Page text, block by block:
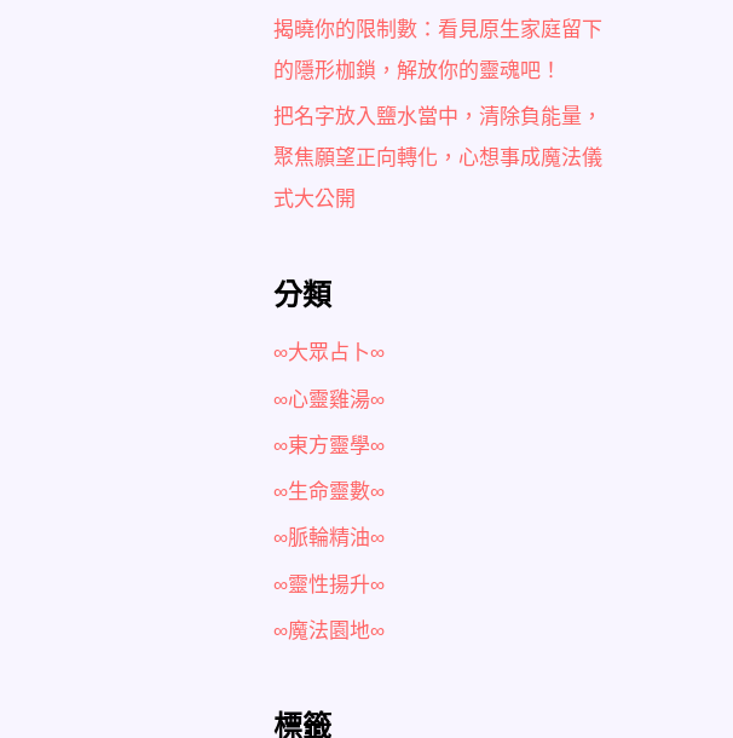
揭曉你的限制數：看見原生家庭留下
的隱形枷鎖，解放你的靈魂吧！
把名字放入鹽水當中，清除負能量，
聚焦願望正向轉化，心想事成魔法儀
式大公開
分類
∞大眾占卜∞
∞心靈雞湯∞
∞東方靈學∞
∞生命靈數∞
∞脈輪精油∞
∞靈性揚升∞
∞魔法園地∞
標籤